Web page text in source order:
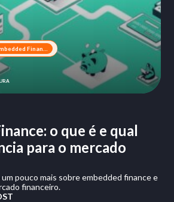
o que é e qual
para o mercado
pouco mais sobre embedded finance e
financeiro.